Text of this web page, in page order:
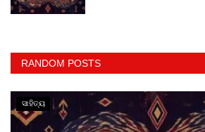
RANDOM POSTS
ସାହିତ୍ୟ